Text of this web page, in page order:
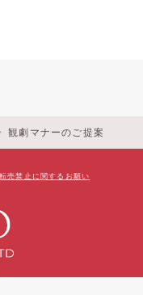
観劇マナーのご提案
売禁止に関するお願い